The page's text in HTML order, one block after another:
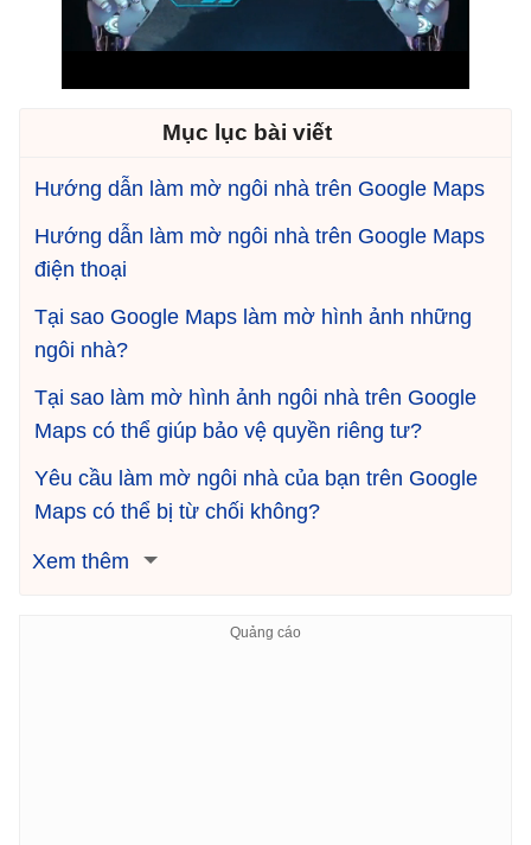
Mục lục bài viết
Hướng dẫn làm mờ ngôi nhà trên Google Maps
Hướng dẫn làm mờ ngôi nhà trên Google Maps
điện thoại
Tại sao Google Maps làm mờ hình ảnh những
ngôi nhà?
Tại sao làm mờ hình ảnh ngôi nhà trên Google
Maps có thể giúp bảo vệ quyền riêng tư?
Yêu cầu làm mờ ngôi nhà của bạn trên Google
Maps có thể bị từ chối không?
Xem thêm